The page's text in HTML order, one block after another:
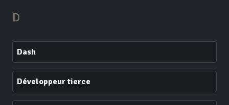
D
Dash
Développeur tierce